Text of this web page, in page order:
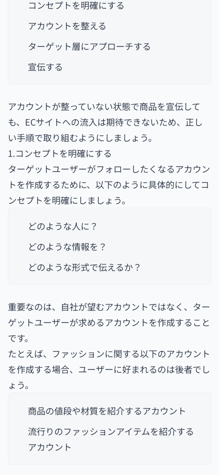
コンセプトを明確にする
アカウントを整える
ターゲット層にアプローチする
宣伝する
アカウントが整っていない状態で商品を宣伝して
も、ECサイトへの流入は期待できないため、正し
い手順で取り組むようにしましょう。
1.コンセプトを明確にする
ターゲットユーザーがフォローしたくなるアカウン
トを作成するために、以下のように具体的にしてコ
ンセプトを明確にしましょう。
どのような人に？
どのような情報を？
どのような形式で伝えるか？
重要なのは、自社が望むアカウントではなく、ター
ゲットユーザーが求めるアカウントを作成すること
です。
たとえば、ファッションに関する以下のアカウント
を作成する場合、ユーザーに好まれるのは後者でし
ょう。
商品の値段や材質を紹介するアカウント
流行りのファッションアイテムを紹介する
アカウント